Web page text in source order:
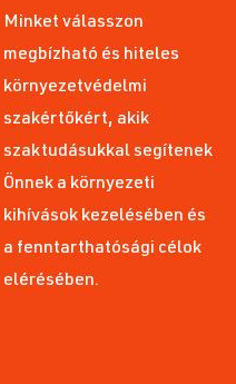
Minket válasszon
megbízható és hiteles
környezetvédelmi
szakértőkért, akik
szaktudásukkal segítenek
Önnek a környezeti
kihívások kezelésében és
a fenntarthatósági célok
elérésében.